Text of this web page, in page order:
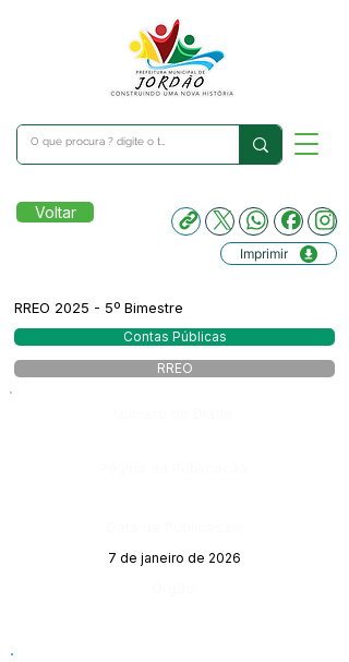
Voltar
Imprimir
RREO 2025 - 5º Bimestre
Contas Públicas
RREO
7 de janeiro de 2026